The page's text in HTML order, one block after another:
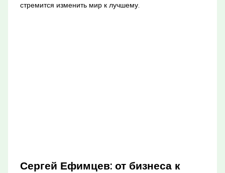
стремится изменить мир к лучшему.
Сергей Ефимцев: от бизнеса к